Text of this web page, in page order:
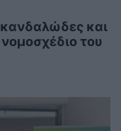
και
του